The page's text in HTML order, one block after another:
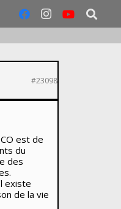
#23098
est de
du
des
existe
de la vie